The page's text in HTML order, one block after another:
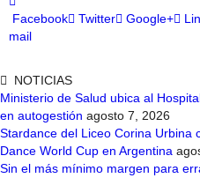
Facebook Twitter Google+
mail
NOTICIAS
Ministerio de Salud ubica al
en autogestión agosto 7, 2026
Stardance del Liceo Corina Urbina
Dance World Cup en Argentina
Sin el más mínimo margen para